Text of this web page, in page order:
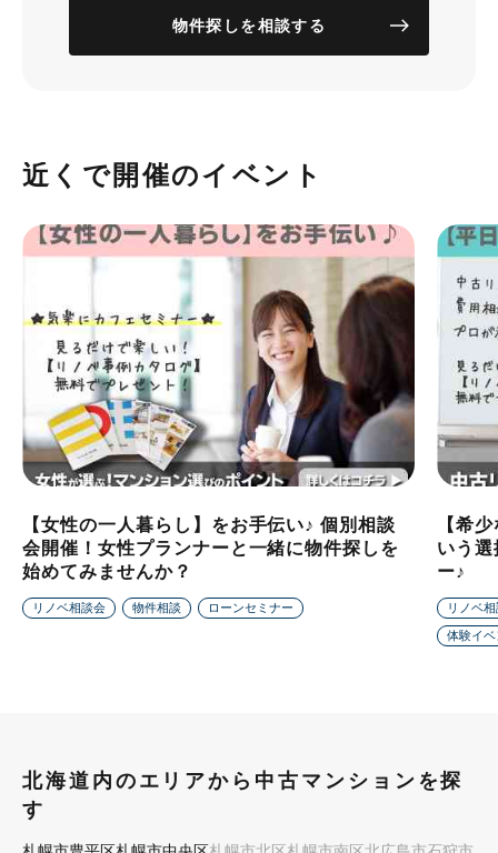
物件探しを相談する
近くで開催のイベント
【女性の一人暮らし】をお手伝い♪ 個別相談
会開催！女性プランナーと一緒に物件探しを
始めてみませんか？
リノベ相談会 物件相談 ローンセミナー
【希
いう
ー♪
リノベ
体験イベ
北海道内のエリアから中古マンションを探
す